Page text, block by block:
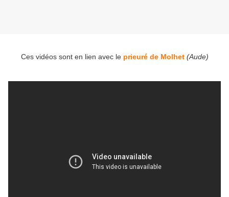
Ces vidéos sont en lien avec le prieuré de Molhet (Aude)